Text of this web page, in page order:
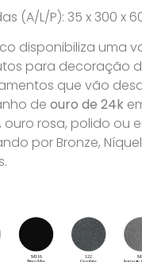
(A/L/P): 35 x 300 x
disponibiliza uma
para decoração
que vão
de ouro de 24k
ouro rosa, polido ou
por Bronze,